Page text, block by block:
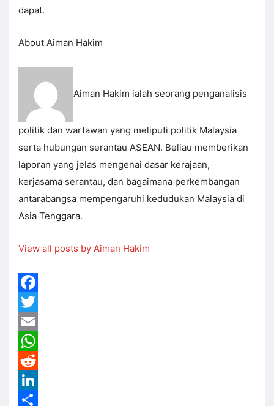
dapat.
About Aiman Hakim
Aiman Hakim ialah seorang penganalisis
politik dan wartawan yang meliputi politik Malaysia
serta hubungan serantau ASEAN. Beliau memberikan
laporan yang jelas mengenai dasar kerajaan,
kerjasama serantau, dan bagaimana perkembangan
antarabangsa mempengaruhi kedudukan Malaysia di
Asia Tenggara.
View all posts by Aiman Hakim
Facebook
Twitter
Email
WhatsApp
Reddit
LinkedIn